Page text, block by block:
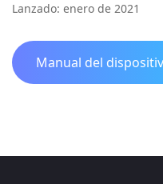
Lanzado: enero de 2021
Manual del